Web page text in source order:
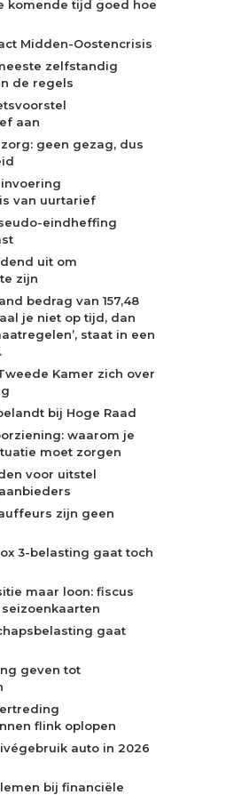
komende tijd goed hoe
Midden-Oostencrisis
zelfstandig
de regels
aan
geen gezag, dus
van uurtarief
eindheffing
uit om
zijn
bedrag van 157,48
je niet op tijd, dan
staat in een
Kamer zich over
bij Hoge Raad
waarom je
moet zorgen
voor uitstel
zijn geen
3-belasting gaat toch
maar loon: fiscus
gaat
geven tot
flink oplopen
auto in 2026
bij financiële